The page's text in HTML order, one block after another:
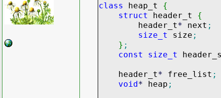
class heap_t {
struct
header_t {
header_t* next ;
size_t
size ;
} ;
const
size_t
header_t* free_list ;
void* heap ;